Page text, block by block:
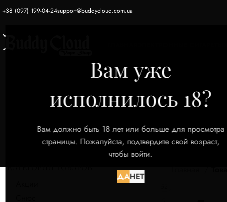
Вам уже
исполнилось 18?
Вам должно быть 18 лет или больше для просмотра
страницы. Пожалуйста, подтвердите свой возраст,
чтобы войти.
ДАНЕТ
+38 (097) 199-04-24support@buddycloud.com.ua